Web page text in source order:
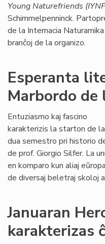
Young Naturefriends
Schimmelpenninck.
de la Internacia
branĉoj de la organizo.
Esperanta
Marbordo de
Entuziasmo kaj fascino
karakterizis la starton de la
dua semestro pri historio
de prof. Giorgio Silfer. La
en komparo kun aliaj
de diversaj beletraj skoloj
Januaran
karakterizas